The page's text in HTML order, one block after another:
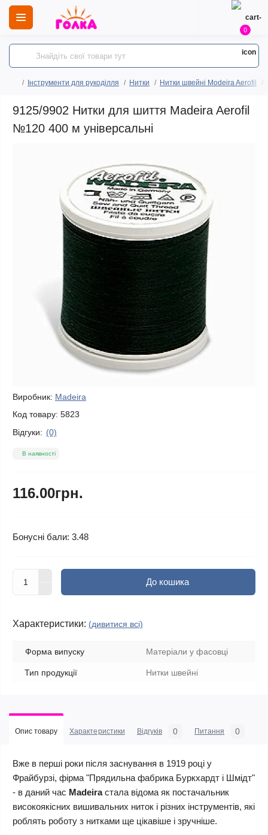
0
Інструменти для рукоділля Нитки Нитки швейні Modeira Aerofil
9125/9902 Нитки для шиття Madeira Aerofil
№120 400 м універсальні
Виробник: Madeira
Код товару: 5823
Відгуки: (0)
В наявності
116.00грн.
Бонусні бали: 3.48
До кошика
Характеристики: (дивитися всі)
Форма випуску Матеріали у фасовці
Тип продукції Нитки швейні
Опис товару Характеристики Відгуків 0 Питання 0
Вже в перші роки після заснування в 1919 році у
Фрайбурзі, фірма "Прядильна фабрика Буркхардт і Шмідт"
- в даний час Madeiraстала відома як постачальник
високоякісних вишивальних ниток і різних інструментів, які
роблять роботу з нитками ще цікавіше і зручніше.